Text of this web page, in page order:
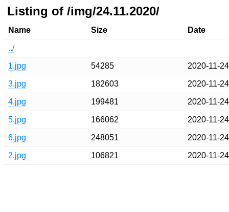
Listing of /img/24.11.2020/
Name Size Date
../
1.jpg 54285 2020-11-
3.jpg 182603 2020-11-
4.jpg 199481 2020-11-
5.jpg 166062 2020-11-
6.jpg 248051 2020-11-
2.jpg 106821 2020-11-